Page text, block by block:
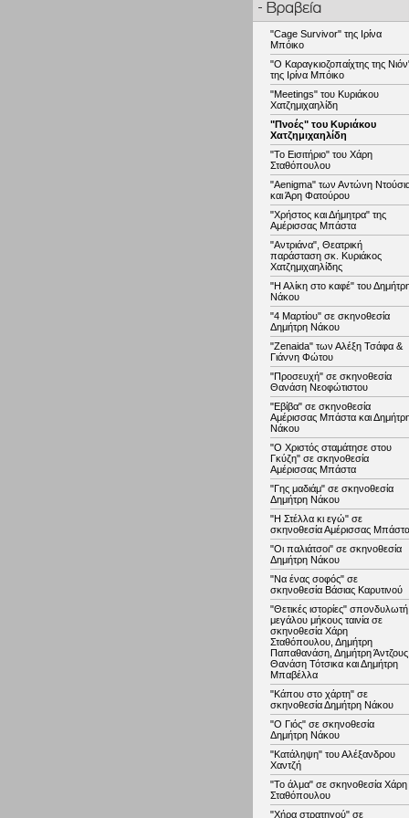
"Cage Survivor" της Ιρίνα
Μπόικο
"Ο Καραγκιοζοπαίχτης της
της Ιρίνα Μπόικο
"Meetings" του Κυριάκου
Χατζημιχαηλίδη
"Πνοές" του Κυριάκου
Χατζημιχαηλίδη
"Το Εισιτήριο" του Χάρη
Σταθόπουλου
"Aenigma" των Αντώνη
και Άρη Φατούρου
"Χρήστος και Δήμητρα" της
Αμέρισσας Μπάστα
"Αντριάνα", Θεατρική
παράσταση σκ. Κυριάκος
Χατζημιχαηλίδης
"Η Αλίκη στο καφέ" του
Νάκου
"4 Μαρτίου" σε σκηνοθεσία
Δημήτρη Νάκου
"Zenaida" των Αλέξη Τσάφα &
Γιάννη Φώτου
"Προσευχή" σε σκηνοθεσία
Θανάση Νεοφώτιστου
"Εβίβα" σε σκηνοθεσία
Αμέρισσας Μπάστα και
Νάκου
"Ο Χριστός σταμάτησε στου
Γκύζη" σε σκηνοθεσία
Αμέρισσας Μπάστα
"Γης μαδιάμ" σε σκηνοθεσία
Δημήτρη Νάκου
"Η Στέλλα κι εγώ" σε
σκηνοθεσία Αμέρισσας Μπάστα
"Οι παλιάτσοι" σε σκηνοθεσία
Δημήτρη Νάκου
"Να ένας σοφός" σε
σκηνοθεσία Βάσιας Καρυτινού
"Θετικές ιστορίες" σπονδυλωτή
μεγάλου μήκους ταινία σε
σκηνοθεσία Χάρη
Σταθόπουλου, Δημήτρη
Παπαθανάση, Δημήτρη Άντζους,
Θανάση Τότσικα και Δημήτρη
Μπαβέλλα
"Κάπου στο χάρτη" σε
σκηνοθεσία Δημήτρη Νάκου
"Ο Γιός" σε σκηνοθεσία
Δημήτρη Νάκου
"Κατάληψη" του Αλέξανδρου
Χαντζή
"Το άλμα" σε σκηνοθεσία Χάρη
Σταθόπουλου
"Χήρα στρατηγού" σε